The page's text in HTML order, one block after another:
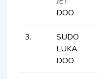
DOO
3.
SUDO
LUKA
DOO